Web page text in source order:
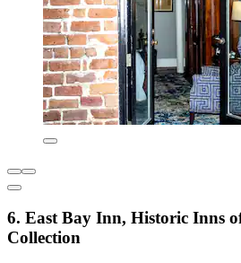
6. East Bay Inn, Historic Inns
Collection